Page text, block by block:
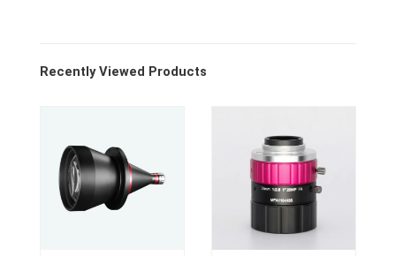
Recently Viewed Products